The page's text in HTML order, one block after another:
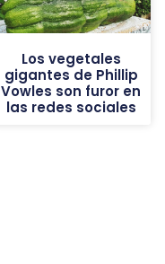
Los vegetales
gigantes de Phillip
Vowles son furor en
las redes sociales